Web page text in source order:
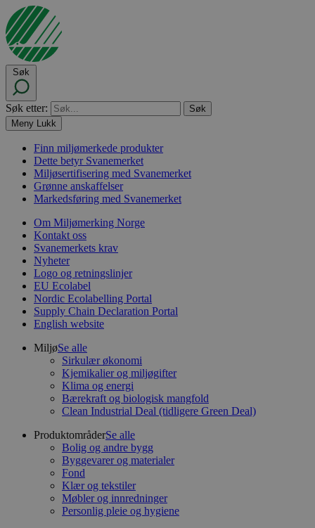
Søk
Søk etter:
Meny Lukk
Finn miljømerkede produkter
Dette betyr Svanemerket
Miljøsertifisering med Svanemerket
Grønne anskaffelser
Markedsføring med Svanemerket
Om Miljømerking Norge
Kontakt oss
Svanemerkets krav
Nyheter
Logo og retningslinjer
EU Ecolabel
Nordic Ecolabelling Portal
Supply Chain Declaration Portal
English website
MiljøSe alle
Sirkulær økonomi
Kjemikalier og miljøgifter
Klima og energi
Bærekraft og biologisk mangfold
Clean Industrial Deal (tidligere Green Deal)
ProduktområderSe alle
Bolig og andre bygg
Byggevarer og materialer
Fond
Klær og tekstiler
Møbler og innredninger
Personlig pleie og hygiene